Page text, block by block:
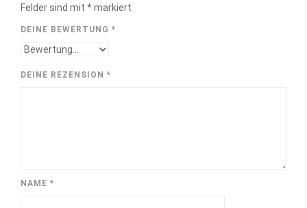
Felder sind mit *markiert
DEINE BEWERTUNG *
DEINE REZENSION *
NAME *